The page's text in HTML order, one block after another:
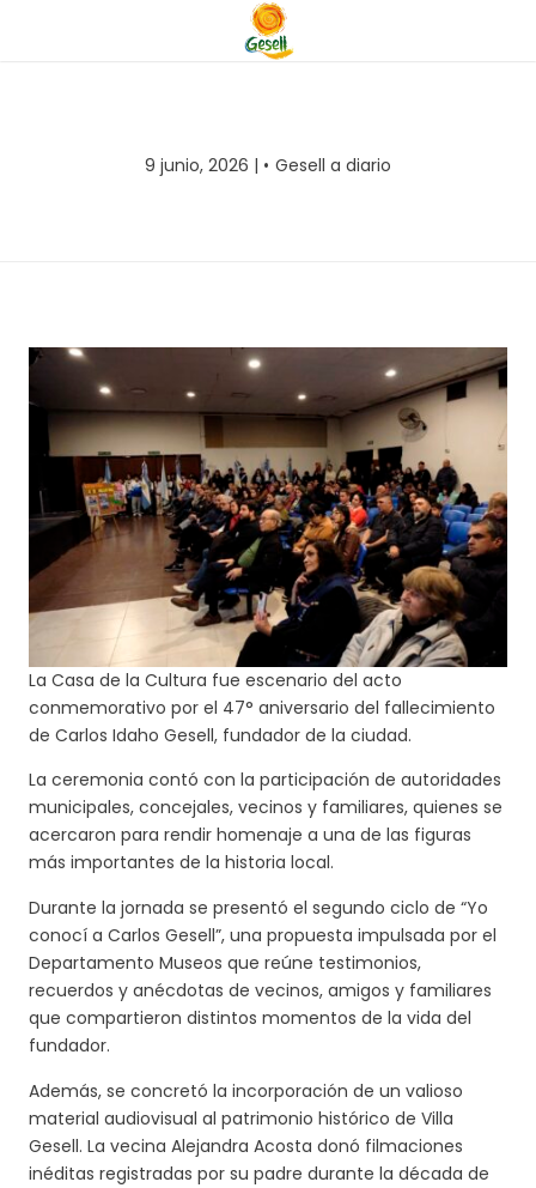
9 junio, 2026 | Gesell a diario
La Casa de la Cultura fue escenario del acto
conmemorativo por el 47° aniversario del fallecimiento
de Carlos Idaho Gesell, fundador de la ciudad.
La ceremonia contó con la participación de autoridades
municipales, concejales, vecinos y familiares, quienes se
acercaron para rendir homenaje a una de las figuras
más importantes de la historia local.
Durante la jornada se presentó el segundo ciclo de “Yo
conocí a Carlos Gesell”, una propuesta impulsada por el
Departamento Museos que reúne testimonios,
recuerdos y anécdotas de vecinos, amigos y familiares
que compartieron distintos momentos de la vida del
fundador.
Además, se concretó la incorporación de un valioso
material audiovisual al patrimonio histórico de Villa
Gesell. La vecina Alejandra Acosta donó filmaciones
inéditas registradas por su padre durante la década de